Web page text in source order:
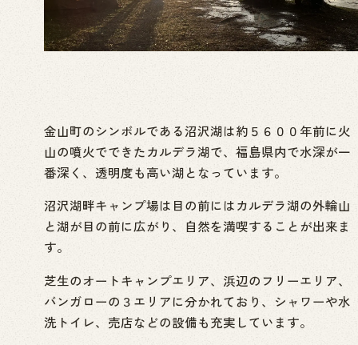
金山町のシンボルである沼沢湖は約５６００年前に火
山の噴火でできたカルデラ湖で、福島県内で水深が一
番深く、透明度も高い湖となっています。
沼沢湖畔キャンプ場は目の前にはカルデラ湖の外輪山
と湖が目の前に広がり、自然を満喫することが出来ま
す。
芝生のオートキャンプエリア、浜辺のフリーエリア、
バンガローの３エリアに分かれており、シャワーや水
洗トイレ、売店などの設備も充実しています。